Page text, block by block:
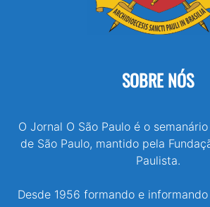
SOBRE NÓS
O Jornal O São Paulo é o
de São Paulo, mantido pela
Paulista.
Desde 1956 formando e